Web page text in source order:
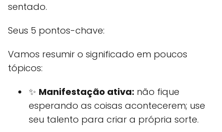
sentado.
Seus 5 pontos-chave:
Vamos resumir o significado em poucos
tópicos:
✨ Manifestação ativa: não fique
esperando as coisas acontecerem; use
seu talento para criar a própria sorte.